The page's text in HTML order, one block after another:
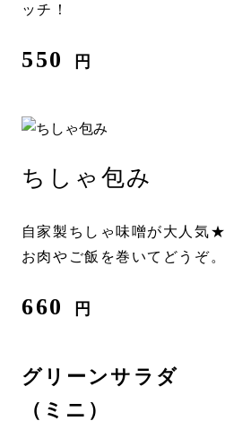
ッチ！
550 円
ちしゃ包み
自家製ちしゃ味噌が大人気★
お肉やご飯を巻いてどうぞ。
660 円
グリーンサラダ
（ミニ）